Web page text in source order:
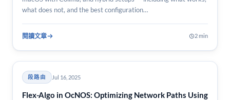
what does not, and the best configuration…
閱讀文章 2 min
段路由 Jul 16, 2025
Flex-Algo in OcNOS: Optimizing Network Paths Using